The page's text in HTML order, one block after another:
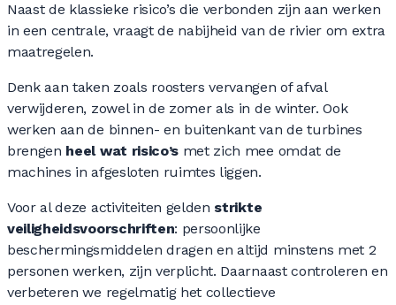
0
0
0
0
0
0
0
Naast de klassieke risico’s die verbonden zijn aan werken
in een centrale, vraagt de nabijheid van de rivier om extra
maatregelen.
Denk aan taken zoals roosters vervangen of afval
verwijderen, zowel in de zomer als in de winter. Ook
werken aan de binnen- en buitenkant van de turbines
brengen heel wat risico’s met zich mee omdat de
machines in afgesloten ruimtes liggen.
Voor al deze activiteiten gelden strikte
veiligheidsvoorschriften: persoonlijke
beschermingsmiddelen dragen en altijd minstens met 2
personen werken, zijn verplicht. Daarnaast controleren en
verbeteren we regelmatig het collectieve